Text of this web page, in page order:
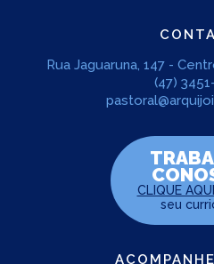
Rua Jaguaruna, 147 -
(47)
CLIQUE AQUI
seu